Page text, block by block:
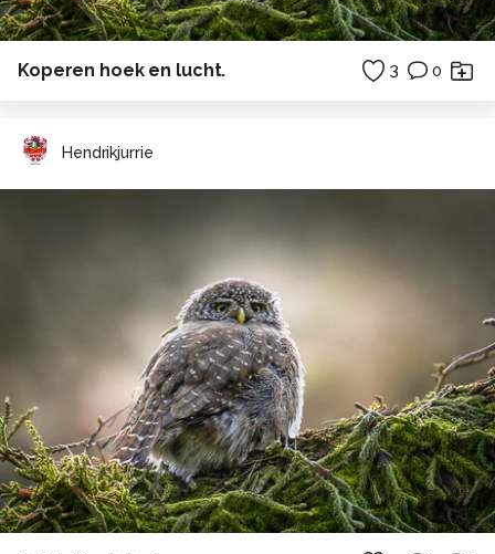
Koperen hoek en lucht. 3 0
Hendrikjurrie